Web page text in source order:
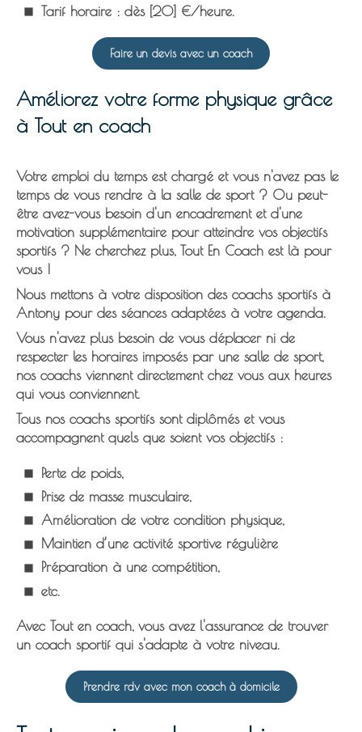
Tarif horaire :dès [20] €/heure.
Faire un devis avec un coach
Améliorez votre forme physique grâce
à Tout en coach
Votre emploi du temps est chargé et vous n'avez pas le
temps de vous rendre à la salle de sport ? Ou peut-
être avez-vous besoin d'un encadrement et d'une
motivation supplémentaire pour atteindre vos objectifs
sportifs ? Ne cherchez plus, Tout En Coach est là pour
vous !
Nous mettons à votre disposition des coachs sportifs à
Antony pour des séances adaptées à votre agenda.
Vous n'avez plus besoin de vous déplacer ni de
respecter les horaires imposés par une salle de sport,
nos coachs viennent directement chez vous aux heures
qui vous conviennent.
Tous nos coachs sportifs sont diplômés et vous
accompagnent quels que soient vos objectifs :
Perte de poids,
Prise de masse musculaire,
Amélioration de votre condition physique,
Maintien d’une activité sportive régulière
Préparation à une compétition,
etc.
Avec Tout en coach, vous avez l'assurance de trouver
un coach sportif qui s'adapte à votre niveau.
Prendre rdv avec mon coach à domicile